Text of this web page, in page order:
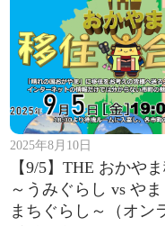
2025年8月10日
【9/5】THE おかや
～うみぐらし vs や
まちぐらし～（オン